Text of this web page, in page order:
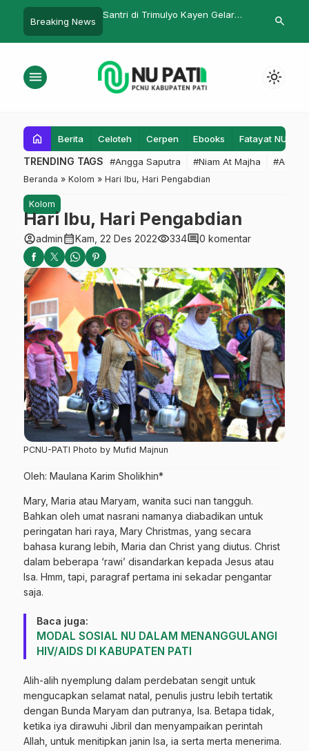
Breaking News
Haris Terpilih Menjadi Ketua PMII
2023/2024
Bisa
search
menu light_mode
home Berita Celoteh Cerpen Ebooks Fatayat NU
TRENDING TAGS #Angga Saputra #Niam At Majha #Admin
Beranda » Kolom » Hari Ibu, Hari Pengabdian
Kolom
Hari Ibu, Hari Pengabdian
account_circleadmincalendar_monthKam, 22 Des 2022visibility334comment0 komentar
PCNU-PATI Photo by Mufid Majnun
Oleh: Maulana Karim Sholikhin*
Mary, Maria atau Maryam, wanita suci nan tangguh.
Bahkan oleh umat nasrani namanya diabadikan untuk
peringatan hari raya, Mary Christmas, yang secara
bahasa kurang lebih, Maria dan Christ yang diutus. Christ
dalam beberapa ‘rawi’ disandarkan kepada Jesus atau
Isa. Hmm, tapi, paragraf pertama ini sekadar pengantar
saja.
Baca juga:
MODAL SOSIAL NU DALAM MENANGGULANGI
HIV/AIDS DI KABUPATEN PATI
Alih-alih nyemplung dalam perdebatan sengit untuk
mengucapkan selamat natal, penulis justru lebih tertatik
dengan Bunda Maryam dan putranya, Isa. Betapa tidak,
ketika iya dirawuhi Jibril dan menyampaikan perintah
Allah, untuk menitipkan janin Isa, ia serta merta menerima.